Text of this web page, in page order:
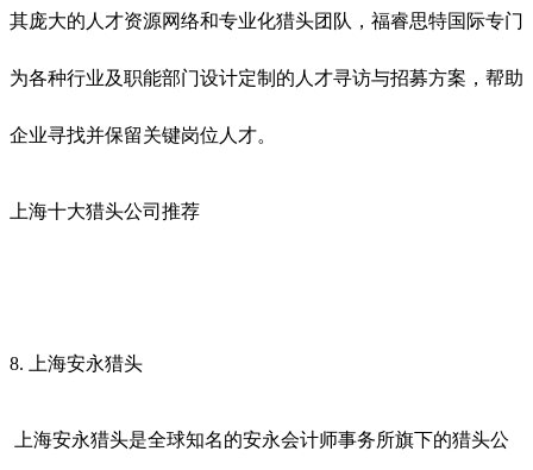
其庞大的人才资源网络和专业化猎头团队，福睿思特国际专门
为各种行业及职能部门设计定制的人才寻访与招募方案，帮助
企业寻找并保留关键岗位人才。
上海十大猎头公司推荐
8. 上海安永猎头
上海安永猎头是全球知名的安永会计师事务所旗下的猎头公